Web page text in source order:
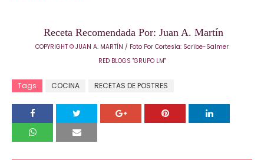
Receta Recomendada Por: Juan A. Martín
COPYRIGHT © JUAN A. MARTÍN / Foto Por Cortesía: Scribe-Salmer
RED BLOGS "GRUPO LM"
Tags COCINA RECETAS DE POSTRES